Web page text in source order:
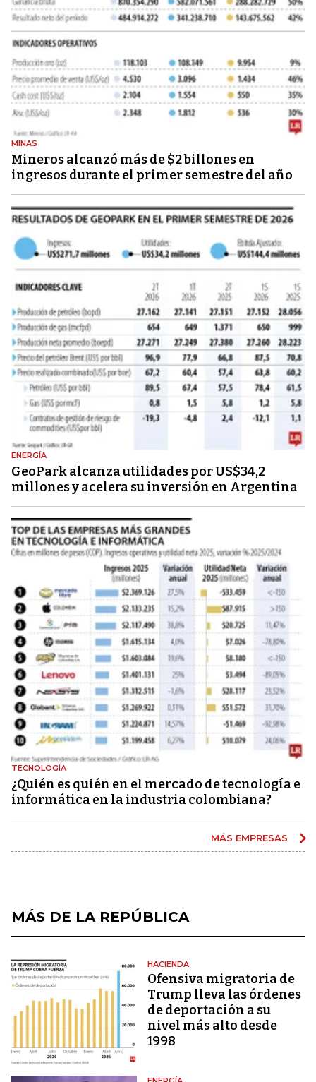
MINAS
Mineros alcanzó más de $2 billones en
ingresos durante el primer semestre del año
ENERGÍA
GeoPark alcanza utilidades por US$34,2
millones y acelera su inversión en Argentina
TECNOLOGÍA
¿Quién es quién en el mercado de tecnología e
informática en la industria colombiana?
MÁS EMPRESAS
MÁS DE LA REPÚBLICA
HACIENDA
Ofensiva migratoria de
Trump lleva las órdenes
de deportación a su
nivel más alto desde
1998